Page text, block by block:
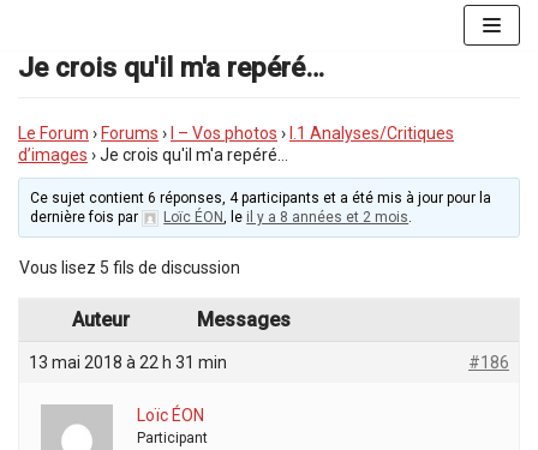
au
contenu
Je crois qu'il m'a repéré…
Le Forum › Forums › I – Vos photos ›
I.1 Analyses/Critiques
d’images ›Je crois qu'il m'a repéré…
Ce sujet contient 6 réponses, 4 participants et a été mis à jour pour la
dernière fois par
Loïc ÉON, le il y a 8 années et 2 mois.
Vous lisez 5 fils de discussion
Auteur Messages
13 mai 2018 à 22 h 31 min #186
Loïc ÉON
Participant